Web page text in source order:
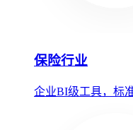
保险行业
企业BI级工具，标